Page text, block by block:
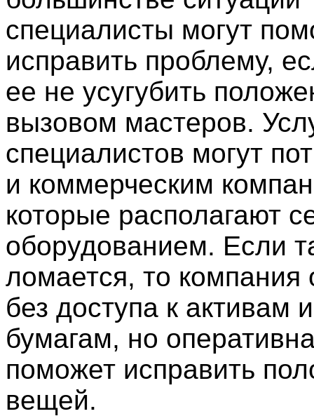
специалисты могут
исправить проблему,
ее не усугубить
вызовом мастеров.
специалистов могут
и коммерческим
которые располагают
оборудованием. Если
ломается, то компания
без доступа к активам
бумагам, но
поможет исправить
вещей.